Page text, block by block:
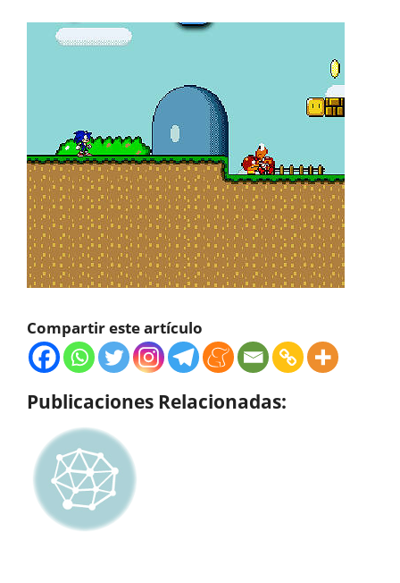
Compartir este artículo
Publicaciones Relacionadas: